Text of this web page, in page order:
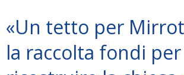
«Un tetto per
la raccolta fondi per